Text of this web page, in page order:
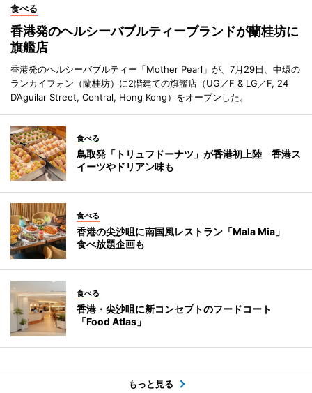
食べる
香港発のヘルシーバブルティーブランドが蘭桂坊に
旗艦店
香港発のヘルシーバブルティー「Mother Pearl」が、7月29日、中環の
ランカイフォン（蘭桂坊）に2階建ての旗艦店（UG／F & LG／F, 24
D’Aguilar Street, Central, Hong Kong）をオープンした。
食べる
鳥取発「トリュフドーナツ」が香港初上陸 香港ス
イーツやドリアン味も
食べる
香港の尖沙咀に南国風レストラン「Mala Mia」
食べ放題企画も
食べる
香港・尖沙咀に新コンセプトのフードコート
「Food Atlas」
もっと見る